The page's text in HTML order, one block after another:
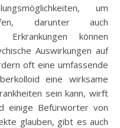
um
darunter auch
Erkrankungen können
Auswirkungen auf
oft eine umfassende
eine wirksame
sein kann, wirft
einige Befürworter von
glauben, gibt es auch